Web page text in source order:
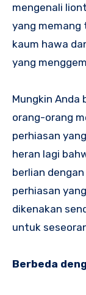
mengenali
yang memang
kaum hawa
yang
Mungkin
orang-orang
perhiasan
heran lagi
berlian
perhiasan
dikenakan
untuk
Berbeda